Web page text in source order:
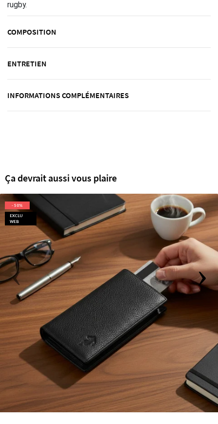
rugby.
COMPOSITION
ENTRETIEN
INFORMATIONS COMPLÉMENTAIRES
Ça devrait aussi vous plaire
EXCLU
WEB
- 50%